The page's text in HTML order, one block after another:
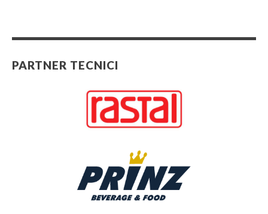
PARTNER TECNICI